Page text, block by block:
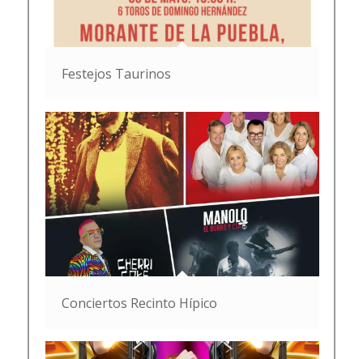
Festejos Taurinos
Conciertos Recinto Hípico